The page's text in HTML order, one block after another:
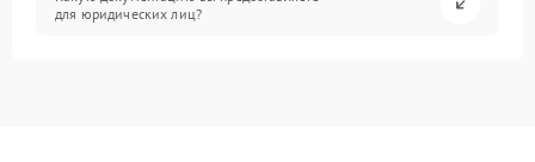
для юридических лиц?